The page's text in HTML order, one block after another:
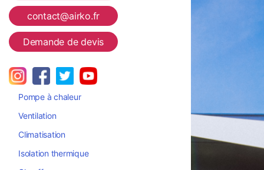
contact@airko.fr
Demande de devis
Pompe à chaleur
Ventilation
Climatisation
Isolation thermique